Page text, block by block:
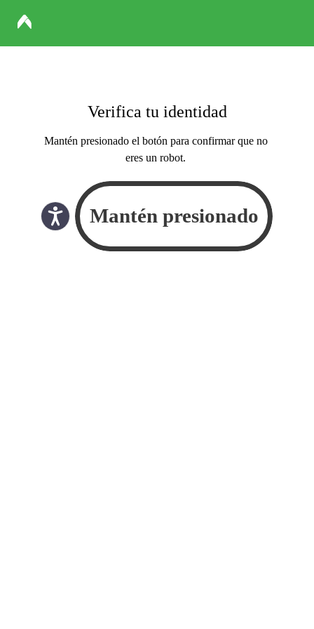
Verifica tu identidad
Mantén presionado el botón para confirmar que no
eres un robot.